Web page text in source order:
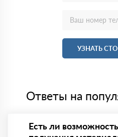
УЗНАТЬ
Ответы на
Есть ли